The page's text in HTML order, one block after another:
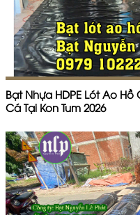
Bạt Nhựa HDPE Lót Ao
Cá Tại Kon Tum 2026